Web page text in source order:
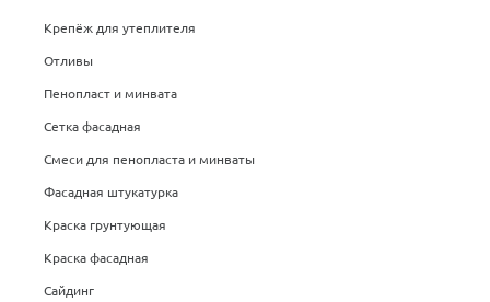
Крепёж для утеплителя
Отливы
Пенопласт и минвата
Сетка фасадная
Смеси для пенопласта и минваты
Фасадная штукатурка
Краска грунтующая
Краска фасадная
Сайдинг